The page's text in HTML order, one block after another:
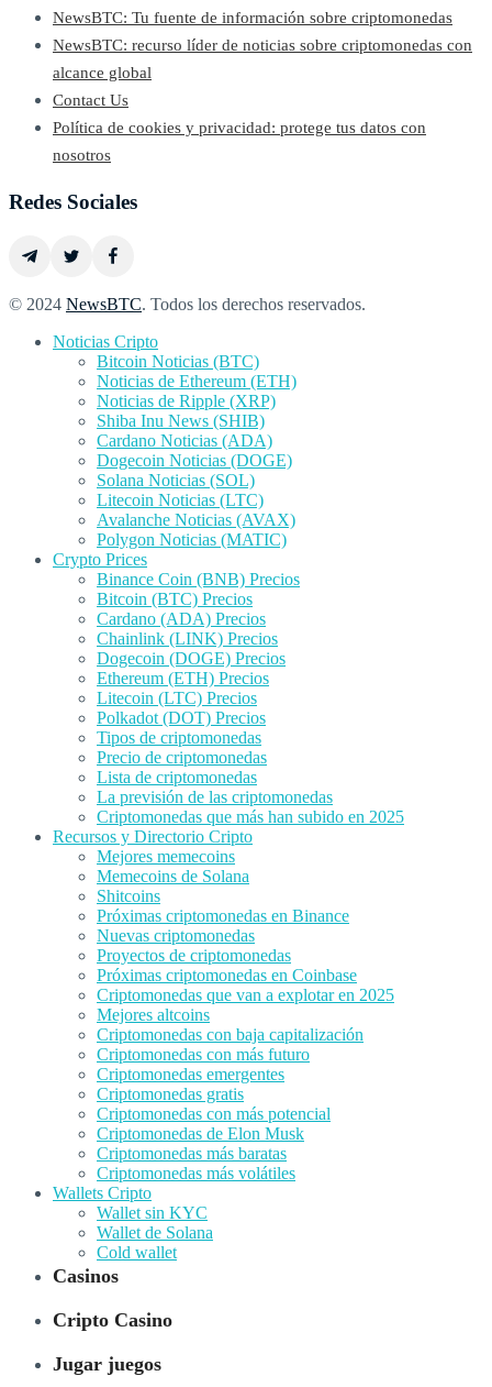
NewsBTC: Tu fuente de información sobre criptomonedas
NewsBTC: recurso líder de noticias sobre criptomonedas con
alcance global
Contact Us
Política de cookies y privacidad: protege tus datos con
nosotros
Redes Sociales
© 2024 NewsBTC. Todos los derechos reservados.
Noticias Cripto
Bitcoin Noticias (BTC)
Noticias de Ethereum (ETH)
Noticias de Ripple (XRP)
Shiba Inu News (SHIB)
Cardano Noticias (ADA)
Dogecoin Noticias (DOGE)
Solana Noticias (SOL)
Litecoin Noticias (LTC)
Avalanche Noticias (AVAX)
Polygon Noticias (MATIC)
Crypto Prices
Binance Coin (BNB) Precios
Bitcoin (BTC) Precios
Cardano (ADA) Precios
Chainlink (LINK) Precios
Dogecoin (DOGE) Precios
Ethereum (ETH) Precios
Litecoin (LTC) Precios
Polkadot (DOT) Precios
Tipos de criptomonedas
Precio de criptomonedas
Lista de criptomonedas
La previsión de las criptomonedas
Criptomonedas que más han subido en 2025
Recursos y Directorio Cripto
Mejores memecoins
Memecoins de Solana
Shitcoins
Próximas criptomonedas en Binance
Nuevas criptomonedas
Proyectos de criptomonedas
Próximas criptomonedas en Coinbase
Criptomonedas que van a explotar en 2025
Mejores altcoins
Criptomonedas con baja capitalización
Criptomonedas con más futuro
Criptomonedas emergentes
Criptomonedas gratis
Criptomonedas con más potencial
Criptomonedas de Elon Musk
Criptomonedas más baratas
Criptomonedas más volátiles
Wallets Cripto
Wallet sin KYC
Wallet de Solana
Cold wallet
Casinos
Cripto Casino
Jugar juegos